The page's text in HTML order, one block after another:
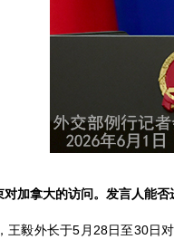
加拿大的访问。发言人能
王毅外长于5月28日至30日